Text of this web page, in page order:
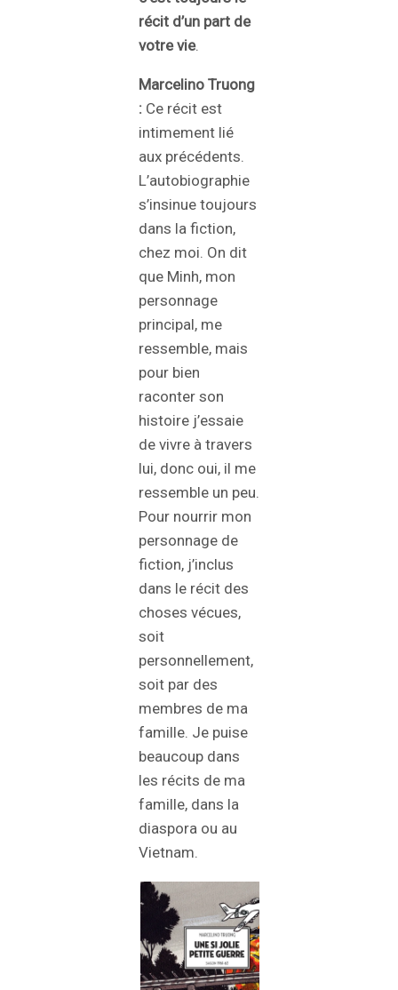
récit d’un part de
votre vie.
Marcelino Truong
: Ce récit est
intimement lié
aux précédents.
L’autobiographie
s’insinue toujours
dans la fiction,
chez moi. On dit
que Minh, mon
personnage
principal, me
ressemble, mais
pour bien
raconter son
histoire j’essaie
de vivre à travers
lui, donc oui, il me
ressemble un peu.
Pour nourrir mon
personnage de
fiction, j’inclus
dans le récit des
choses vécues,
soit
personnellement,
soit par des
membres de ma
famille. Je puise
beaucoup dans
les récits de ma
famille, dans la
diaspora ou au
Vietnam.